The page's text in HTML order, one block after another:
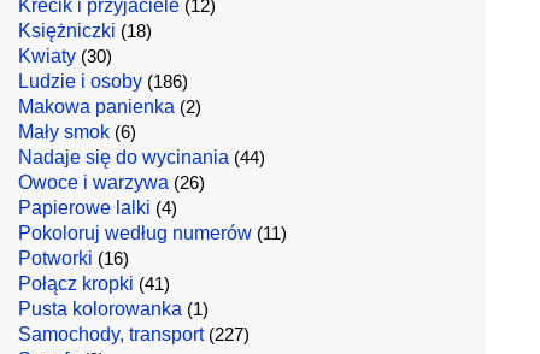
Krecik i przyjaciele (12)
Księżniczki (18)
Kwiaty (30)
Ludzie i osoby (186)
Makowa panienka (2)
Mały smok (6)
Nadaje się do wycinania (44)
Owoce i warzywa (26)
Papierowe lalki (4)
Pokoloruj według numerów (11)
Potworki (16)
Połącz kropki (41)
Pusta kolorowanka (1)
Samochody, transport(227)